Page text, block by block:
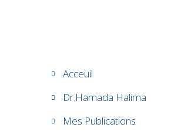
Acceuil
Dr.Hamada Halima
Mes Publications